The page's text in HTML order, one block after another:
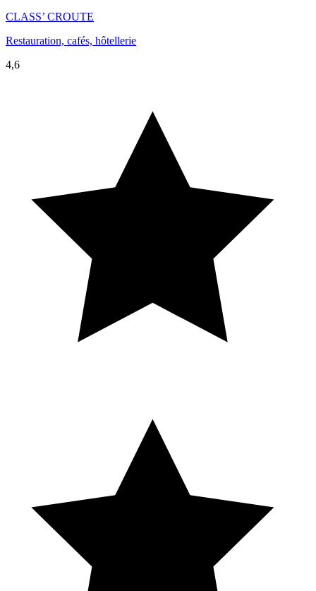
CLASS’ CROUTE
Restauration, cafés, hôtellerie
4,6